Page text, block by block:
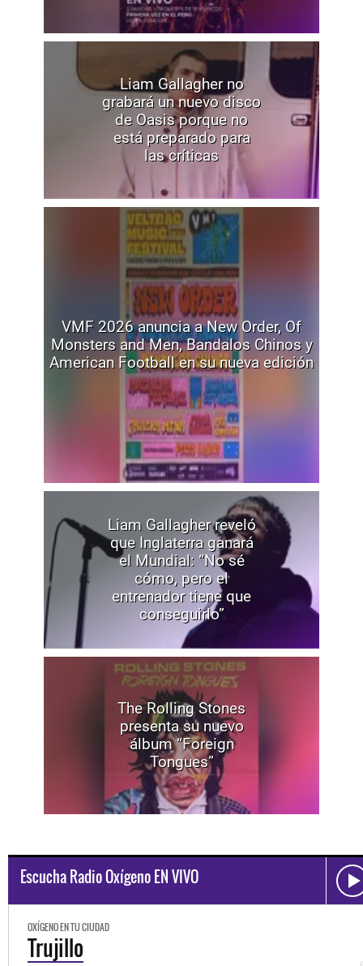
Liam Gallagher no
grabará un nuevo disco
de Oasis porque no
está preparado para
las críticas
VMF 2026 anuncia a New Order, Of
Monsters and Men, Bandalos Chinos y
American Football en su nueva edición
Liam Gallagher reveló
que Inglaterra ganará
el Mundial: “No sé
cómo, pero el
entrenador tiene que
conseguirlo”
The Rolling Stones
presenta su nuevo
álbum “Foreign
Tongues”
Escucha Radio Oxígeno EN VIVO
OXÍGENO EN TU CIUDAD
Trujillo